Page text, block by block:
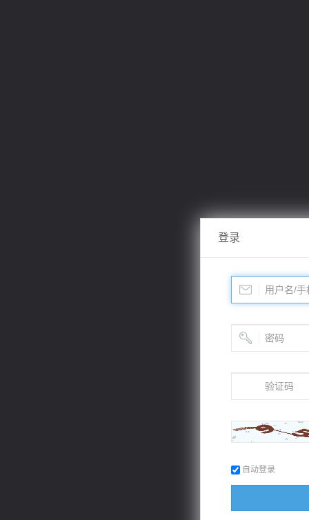
登录
自动登录